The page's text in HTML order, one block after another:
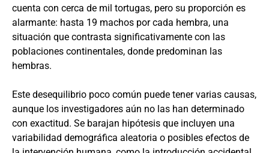
cuenta con cerca de mil tortugas, pero su proporción es
alarmante: hasta 19 machos por cada hembra, una
situación que contrasta significativamente con las
poblaciones continentales, donde predominan las
hembras.
Este desequilibrio poco común puede tener varias causas,
aunque los investigadores aún no las han determinado
con exactitud. Se barajan hipótesis que incluyen una
variabilidad demográfica aleatoria o posibles efectos de